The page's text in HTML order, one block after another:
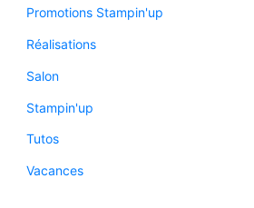
Promotions Stampin'up
Réalisations
Salon
Stampin'up
Tutos
Vacances